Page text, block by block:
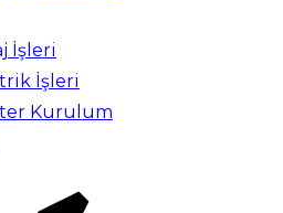
İşleri
İşleri
Kurulum